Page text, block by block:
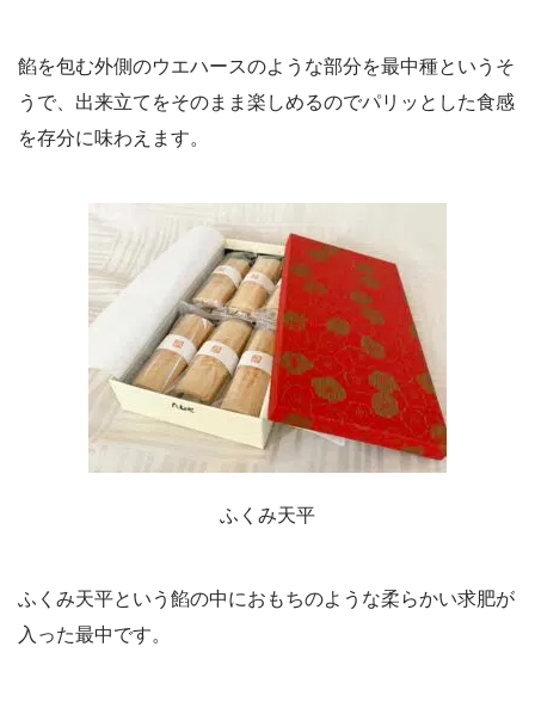
餡を包む外側のウエハースのような部分を最中種というそ
うで、出来立てをそのまま楽しめるのでパリッとした食感
を存分に味わえます。
ふくみ天平
ふくみ天平という餡の中におもちのような柔らかい求肥が
入った最中です。